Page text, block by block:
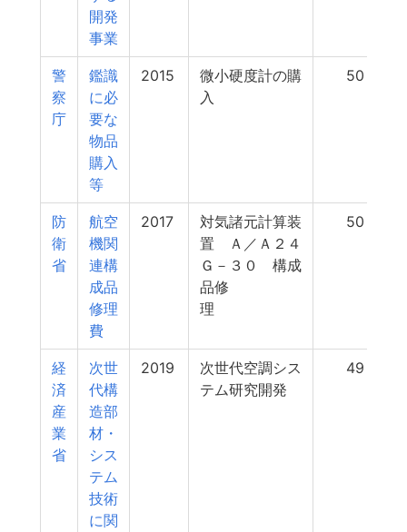
開発
事業
警
察
庁
鑑識
に必
要な
物品
購入
等
2015
微小硬度計の購
入
50
防
衛
省
航空
機関
連構
成品
修理
費
2017
対気諸元計算装
置 Ａ／Ａ２４
Ｇ－３０ 構成
品修
理
50
経
済
産
業
省
次世
代構
造部
材・
シス
テム
技術
に関
2019
次世代空調シス
テム研究開発
49